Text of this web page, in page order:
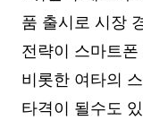
품 출시로 시장
전략이 스마트
비롯한 여타의
타격이 될수도